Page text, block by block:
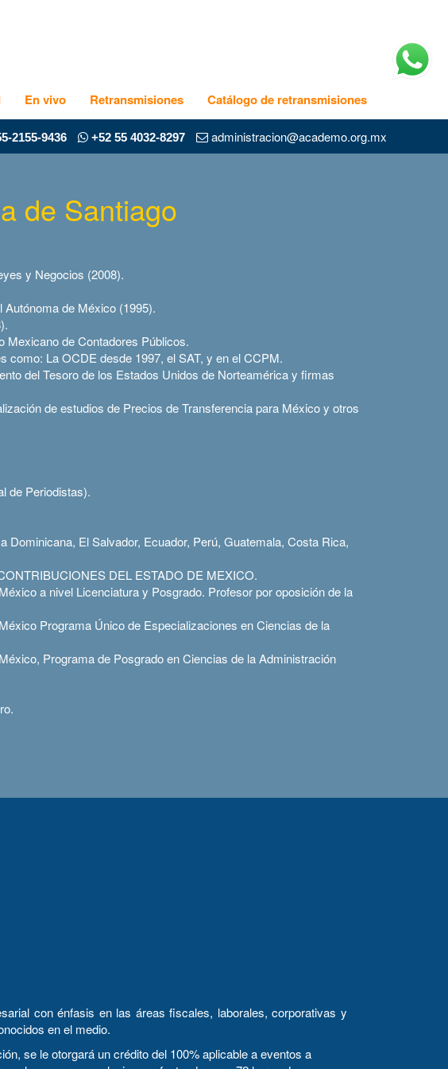
En vivo Retransmisiones Catálogo de retransmisiones
2155-9436 +52 55 4032-8297 administracion@academo.org.mx
de Santiago
y Negocios (2008).
de México (1995).
Mexicano de Contadores Públicos.
como: La OCDE desde 1997, el SAT, y en el CCPM.
del Tesoro de los Estados Unidos de Norteamérica y firmas
de estudios de Precios de Transferencia para México y otros
de Periodistas).
El Salvador, Ecuador, Perú, Guatemala, Costa Rica,
DEL ESTADO DE MEXICO.
a nivel Licenciatura y Posgrado. Profesor por oposición de la
Programa Único de Especializaciones en Ciencias de la
Programa de Posgrado en Ciencias de la Administración
con énfasis en las áreas fiscales, laborales, corporativas y
en el medio.
se le otorgará un crédito del 100% aplicable a eventos a